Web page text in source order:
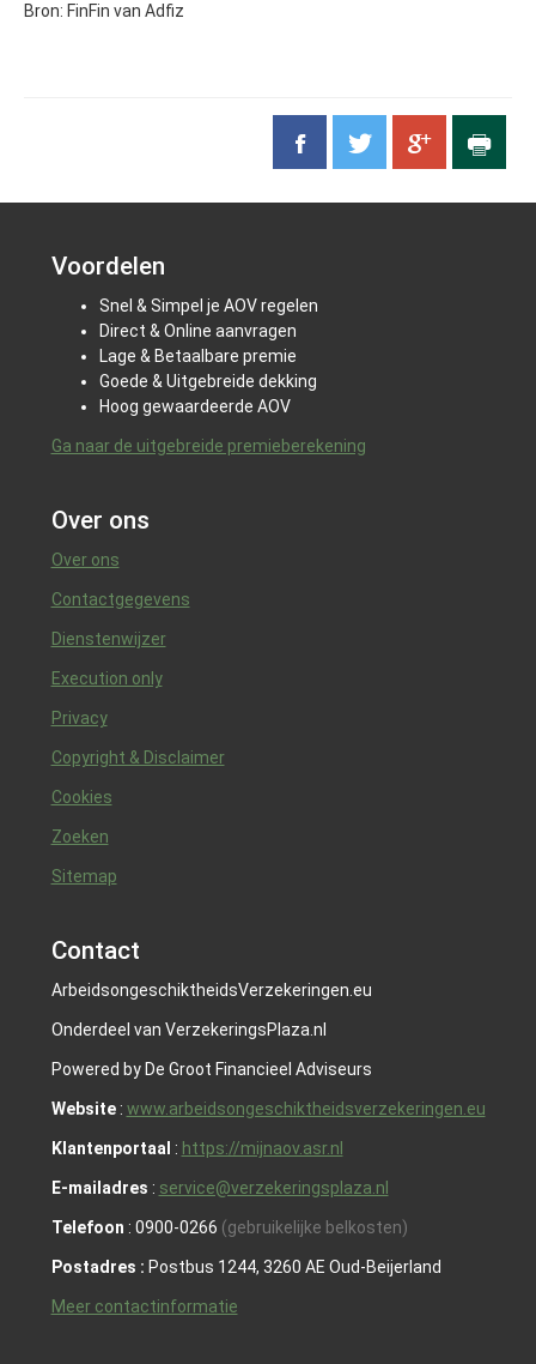
Bron: FinFin van Adfiz
Voordelen
Snel & Simpel je AOV regelen
Direct & Online aanvragen
Lage & Betaalbare premie
Goede & Uitgebreide dekking
Hoog gewaardeerde AOV
Ga naar de uitgebreide premieberekening
Over ons
Over ons
Contactgegevens
Dienstenwijzer
Execution only
Privacy
Copyright & Disclaimer
Cookies
Zoeken
Sitemap
Contact
ArbeidsongeschiktheidsVerzekeringen.eu
Onderdeel van VerzekeringsPlaza.nl
Powered by De Groot Financieel Adviseurs
Website: www.arbeidsongeschiktheidsverzekeringen.eu
Klantenportaal : https://mijnaov.asr.nl
E-mailadres : service@verzekeringsplaza.nl
Telefoon : 0900-0266 (gebruikelijke belkosten)
Postadres : Postbus 1244, 3260 AE Oud-Beijerland
Meer contactinformatie